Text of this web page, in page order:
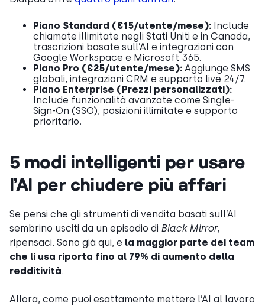
Piano Standard (€15/utente/mese): Include
chiamate illimitate negli Stati Uniti e in Canada,
trascrizioni basate sull’AI e integrazioni con
Google Workspace e Microsoft 365.
Piano Pro (€25/utente/mese): Aggiunge SMS
globali, integrazioni CRM e supporto live 24/7.
Piano Enterprise (Prezzi personalizzati):
Include funzionalità avanzate come Single-
Sign-On (SSO), posizioni illimitate e supporto
prioritario.
5 modi intelligenti per usare
l’AI per chiudere più affari
Se pensi che gli strumenti di vendita basati sull’AI
sembrino usciti da un episodio di Black Mirror,
ripensaci. Sono già qui, e la maggior parte dei team
che li usa riporta fino al 79% di aumento della
redditività.
Allora, come puoi esattamente mettere l’AI al lavoro